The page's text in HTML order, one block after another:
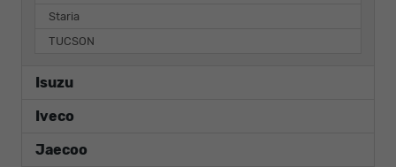
Staria
TUCSON
Isuzu
Iveco
Jaecoo